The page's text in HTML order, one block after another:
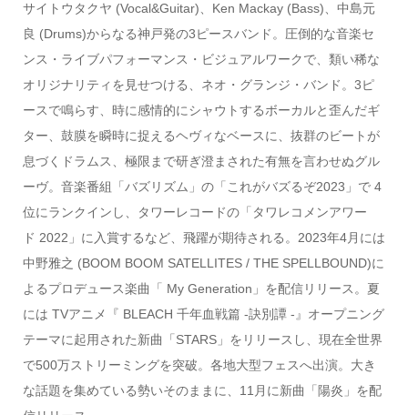
サイトウタクヤ (Vocal&Guitar)、Ken Mackay (Bass)、中島元
良 (Drums)からなる神戸発の3ピースバンド。圧倒的な音楽セ
ンス・ライブパフォーマンス・ビジュアルワークで、類い稀な
オリジナリティを見せつける、ネオ・グランジ・バンド。3ピ
ースで鳴らす、時に感情的にシャウトするボーカルと歪んだギ
ター、鼓膜を瞬時に捉えるヘヴィなベースに、抜群のビートが
息づくドラムス、極限まで研ぎ澄まされた有無を言わせぬグル
ーヴ。音楽番組「バズリズム」の「これがバズるぞ2023」で 4
位にランクインし、タワーレコードの「タワレコメンアワー
ド 2022」に入賞するなど、飛躍が期待される。2023年4月には
中野雅之 (BOOM BOOM SATELLITES / THE SPELLBOUND)に
よるプロデュース楽曲「 My Generation」を配信リリース。夏
には TVアニメ『 BLEACH 千年血戦篇 -訣別譚 -』オープニング
テーマに起用された新曲「STARS」をリリースし、現在全世界
で500万ストリーミングを突破。各地大型フェスへ出演。大き
な話題を集めている勢いそのままに、11月に新曲「陽炎」を配